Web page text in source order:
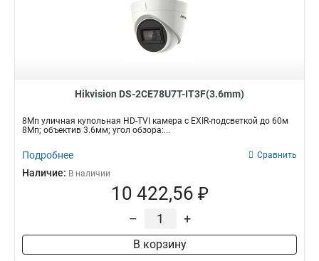
Hikvision DS-2CE78U7T-IT3F(3.6mm)
8Мп уличная купольная HD-TVI камера с EXIR-подсветкой до 60м
8Мп; объектив 3.6мм; угол обзора:...
Подробнее Сравнить
Наличие: В наличии
10 422,56 ₽
– +
В корзину